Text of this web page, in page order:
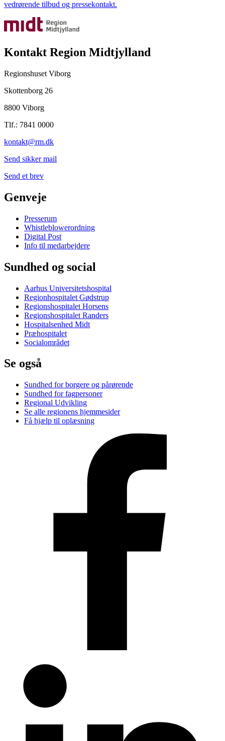
vedrørende tilbud og pressekontakt.
Kontakt Region Midtjylland
Regionshuset Viborg
Skottenborg 26
8800 Viborg
Tlf.: 7841 0000
kontakt@rm.dk
Send sikker mail
Send et brev
Genveje
Presserum
Whistleblowerordning
Digital Post
Info til medarbejdere
Sundhed og social
Aarhus Universitetshospital
Regionhospitalet Gødstrup
Regionshospitalet Horsens
Regionshospitalet Randers
Hospitalsenhed Midt
Præhospitalet
Socialområdet
Se også
Sundhed for borgere og pårørende
Sundhed for fagpersoner
Regional Udvikling
Se alle regionens hjemmesider
Få hjælp til oplæsning